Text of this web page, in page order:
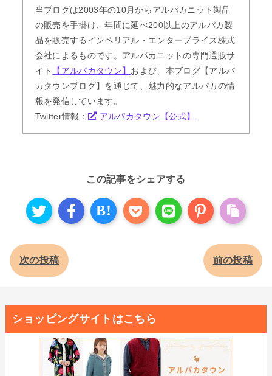
当ブログは2003年の10月からアルパカニット製品
の販売を手掛け、年間に延べ200以上のアルパカ製
品を販売するインペリアル・エンタープライズ株式
会社によるものです。アルパカニットの専門通販サ
イト
【アルパカタウン】 および、本ブログ【アルパ
カタウンブログ】を通じて、魅力的なアルパカの情
報を発信しています。
Twitter情報：
アルパカタウン【公式】
この記事をシェアする
B!
次の投稿 前の投稿
ショッピングサイトはこちら